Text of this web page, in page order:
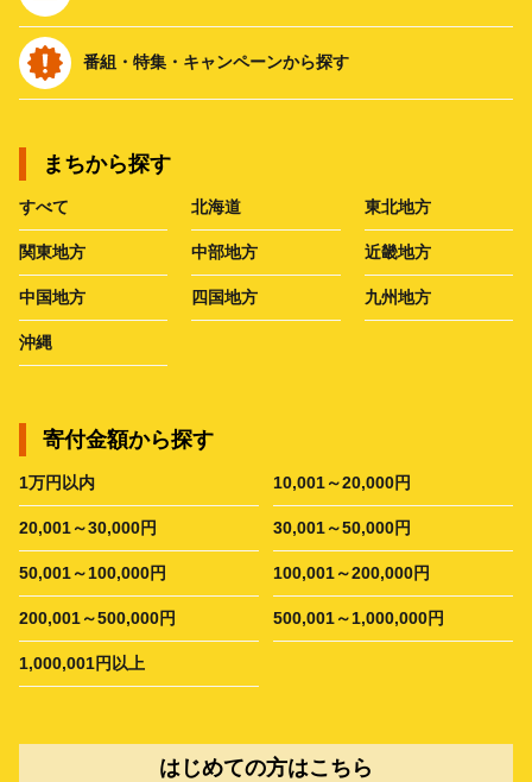
番組・特集・キャンペーンから探す
まちから探す
すべて 北海道 東北地方
関東地方 中部地方 近畿地方
中国地方 四国地方 九州地方
沖縄
寄付金額から探す
1万円以内 10,001～20,000円
20,001～30,000円 30,001～50,000円
50,001～100,000円 100,001～200,000円
200,001～500,000円 500,001～1,000,000円
1,000,001円以上
はじめての方はこちら